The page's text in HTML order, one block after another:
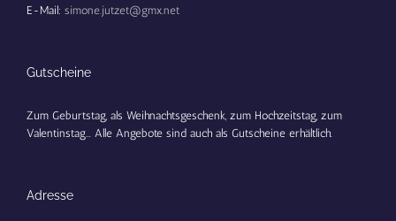
E-Mail: simone.jutzet@gmx.net
Gutscheine
Zum Geburtstag, als Weihnachtsgeschenk, zum Hochzeitstag, zum
Valentinstag... Alle Angebote sind auch als Gutscheine erhältlich.
Adresse